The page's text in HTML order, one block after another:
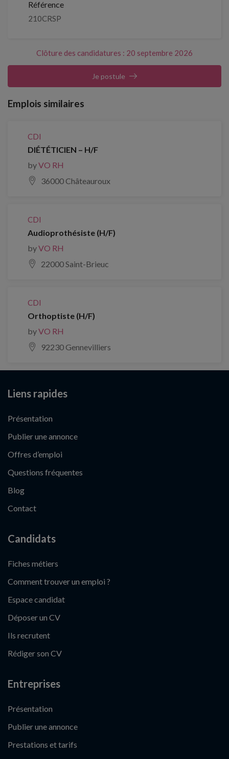
Référence
210CRSP
Clôture des candidatures : 20 septembre 2026
Je postule
Emplois similaires
CDI
DIÉTÉTICIEN – H/F
byVO RH
36000 Châteauroux
CDI
Audioprothésiste (H/F)
byVO RH
22000 Saint-Brieuc
CDI
Orthoptiste (H/F)
byVO RH
92230 Gennevilliers
Liens rapides
Présentation
Publier une annonce
Offres d’emploi
Questions fréquentes
Blog
Contact
Candidats
Fiches métiers
Comment trouver un emploi ?
Espace candidat
Déposer un CV
Ils recrutent
Rédiger son CV
Entreprises
Présentation
Publier une annonce
Prestations et tarifs